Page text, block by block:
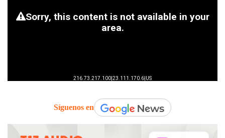
Síguenos en